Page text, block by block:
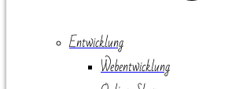
Entwicklung
Webentwicklung